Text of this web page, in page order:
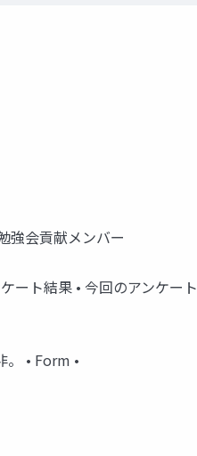
強会貢献メンバー
ト結果 • 今回のアンケート
• Form •